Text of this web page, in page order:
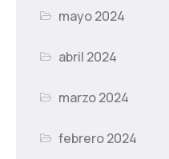
mayo 2024
abril 2024
marzo 2024
febrero 2024